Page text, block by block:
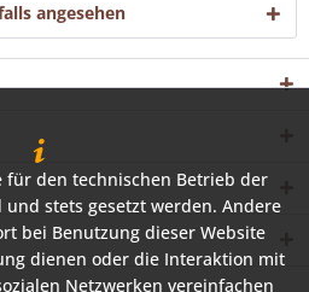
angesehen
für den technischen Betrieb der
stets gesetzt werden. Andere
bei Benutzung dieser Website
dienen oder die Interaktion mit
Netzwerken vereinfachen